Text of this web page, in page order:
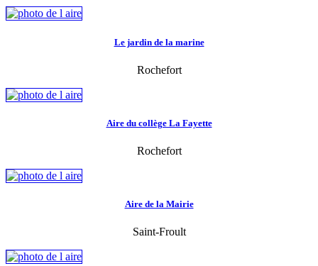
Le jardin de la marine
Rochefort
Aire du collège La Fayette
Rochefort
Aire de la Mairie
Saint-Froult